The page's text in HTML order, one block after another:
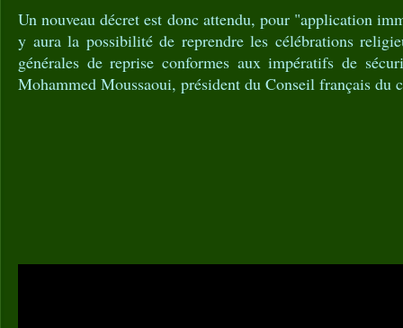
Un nouveau décret est donc attendu, pour "application
y aura la possibilité de reprendre les célébrations
générales de reprise conformes aux impératifs de
Mohammed Moussaoui, président du Conseil français du